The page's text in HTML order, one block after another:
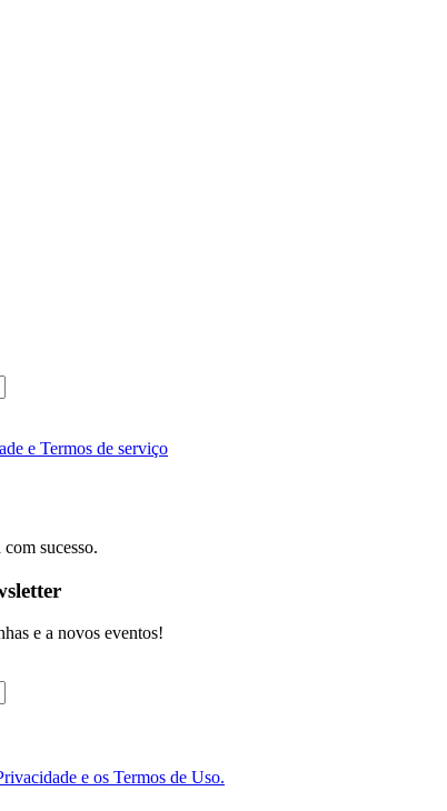
e Termos de serviço
sucesso.
e a novos eventos!
e os Termos de Uso.